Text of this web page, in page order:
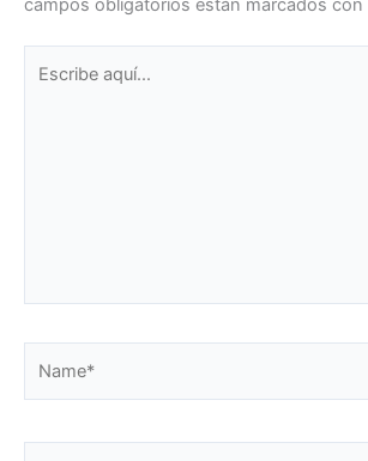
campos obligatorios están marcados con
aquí...